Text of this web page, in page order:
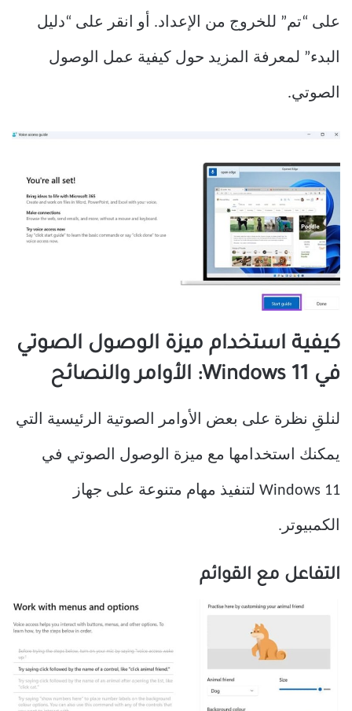
على “تم” للخروج من الإعداد. أو انقر على “دليل
البدء” لمعرفة المزيد حول كيفية عمل الوصول
الصوتي.
كيفية استخدام ميزة الوصول الصوتي
في Windows 11: الأوامر والنصائح
لنلقِ نظرة على بعض الأوامر الصوتية الرئيسية التي
يمكنك استخدامها مع ميزة الوصول الصوتي في
Windows 11 لتنفيذ مهام متنوعة على جهاز
الكمبيوتر.
التفاعل مع القوائم